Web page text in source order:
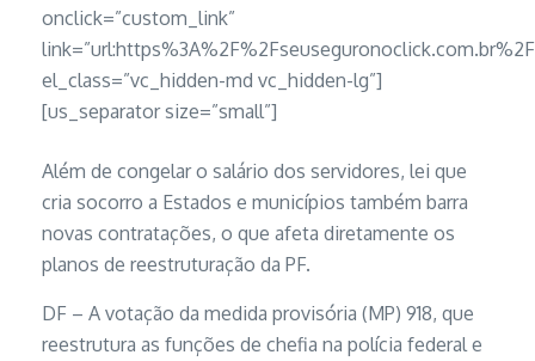
onclick=”custom_link”
el_class=”vc_hidden-md vc_hidden-lg”]
[us_separator size=”small”]
Além de congelar o salário dos servidores, lei que
cria socorro a Estados e municípios também barra
novas contratações, o que afeta diretamente os
planos de reestruturação da PF.
DF – A votação da medida provisória (MP) 918, que
reestrutura as funções de chefia na polícia federal e